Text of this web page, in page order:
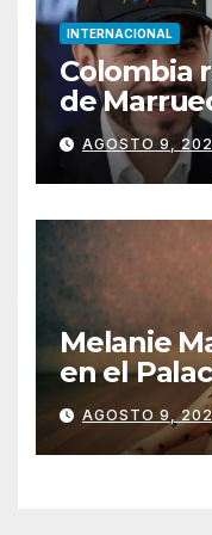
INTERNACIONAL
Colombia
de
y busca
AGOSTO 9,
Melanie
en el
con
Tour’
AGOSTO 9,